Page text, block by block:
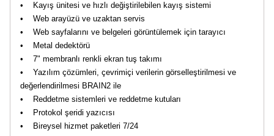
• Kayış ünitesi ve hızlı değiştirilebilen kayış sistemi
• Web arayüzü ve uzaktan servis
• Web sayfalarını ve belgeleri görüntülemek için tarayıcı
• Metal dedektörü
• 7" membranlı renkli ekran tuş takımı
• Yazılım çözümleri, çevrimiçi verilerin görselleştirilmesi ve
değerlendirilmesi BRAIN2 ile
• Reddetme sistemleri ve reddetme kutuları
• Protokol şeridi yazıcısı
• Bireysel hizmet paketleri 7/24